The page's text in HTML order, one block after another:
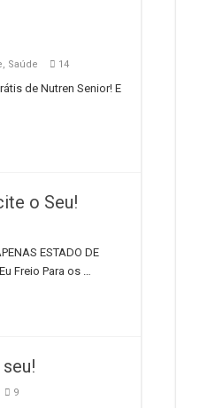
, Saúde 14
de Nutren Senior! E
o Seu!
ESTADO DE
Freio Para os …
9